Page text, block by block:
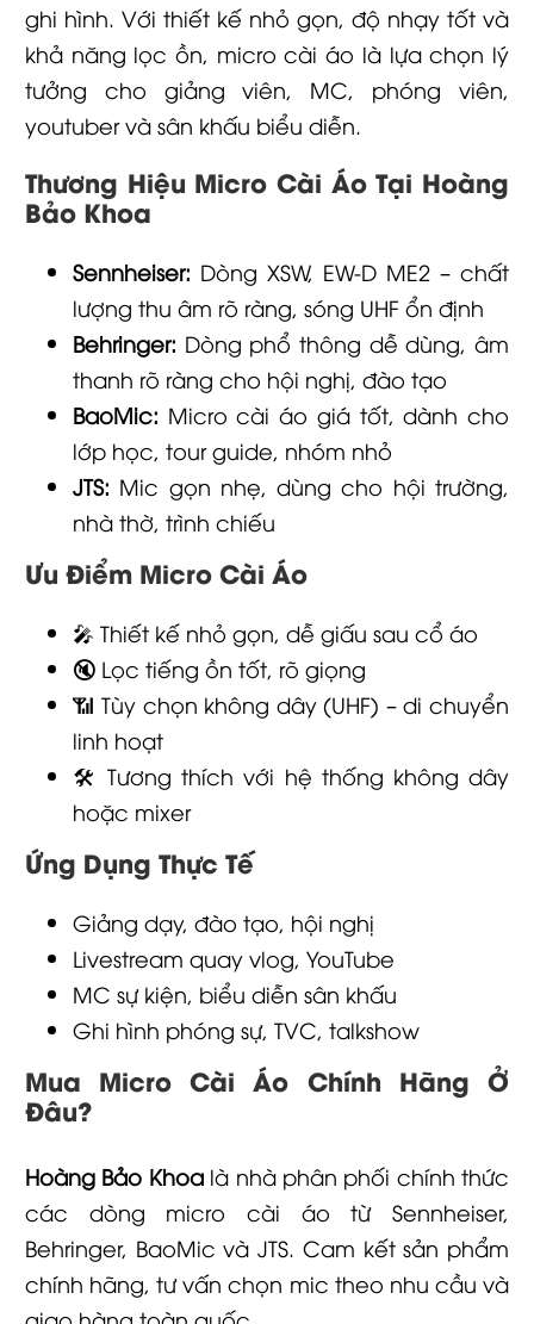
ghi hình. Với thiết kế nhỏ gọn, độ nhạy tốt và
khả năng lọc ồn, micro cài áo là lựa chọn lý
tưởng cho giảng viên, MC, phóng viên,
youtuber và sân khấu biểu diễn.
Thương Hiệu Micro Cài Áo Tại Hoàng
Bảo Khoa
Sennheiser: Dòng XSW, EW-D ME2 – chất
lượng thu âm rõ ràng, sóng UHF ổn định
Behringer: Dòng phổ thông dễ dùng, âm
thanh rõ ràng cho hội nghị, đào tạo
BaoMic: Micro cài áo giá tốt, dành cho
lớp học, tour guide, nhóm nhỏ
JTS: Mic gọn nhẹ, dùng cho hội trường,
nhà thờ, trình chiếu
Ưu Điểm Micro Cài Áo
🎤 Thiết kế nhỏ gọn, dễ giấu sau cổ áo
🔇 Lọc tiếng ồn tốt, rõ giọng
📶 Tùy chọn không dây (UHF) – di chuyển
linh hoạt
🛠️ Tương thích với hệ thống không dây
hoặc mixer
Ứng Dụng Thực Tế
Giảng dạy, đào tạo, hội nghị
Livestream quay vlog, YouTube
MC sự kiện, biểu diễn sân khấu
Ghi hình phóng sự, TVC, talkshow
Mua Micro Cài Áo Chính Hãng Ở
Đâu?
Hoàng Bảo Khoalà nhà phân phối chính thức
các dòng micro cài áo từ Sennheiser,
Behringer, BaoMic và JTS. Cam kết sản phẩm
chính hãng, tư vấn chọn mic theo nhu cầu và